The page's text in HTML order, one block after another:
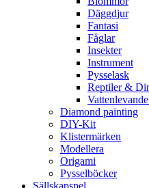
Däggdjur
Fantasi
Fåglar
Insekter
Instrument
Pysselask
Reptiler &
Diamond painting
DIY-Kit
Klistermärken
Modellera
Origami
Pysselböcker